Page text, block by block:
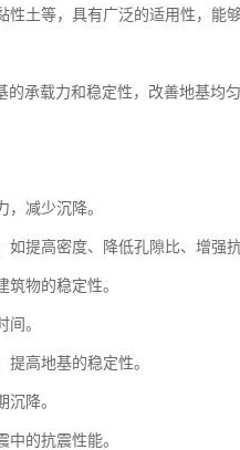
土等，具有广泛的适用性，能
承载力和稳定性，改善地基均
减少沉降。
提高密度、降低孔隙比、增强抗
物的稳定性。
。
高地基的稳定性。
降。
的抗震性能。